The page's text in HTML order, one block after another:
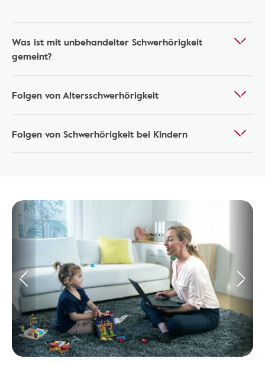
Was ist mit unbehandelter Schwerhörigkeit
gemeint?
Folgen von Altersschwerhörigkeit
Folgen von Schwerhörigkeit bei Kindern